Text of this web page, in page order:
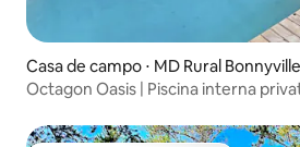
Casa de campo ⋅ MD Rural Bonnyville
Octagon Oasis | Piscina interna